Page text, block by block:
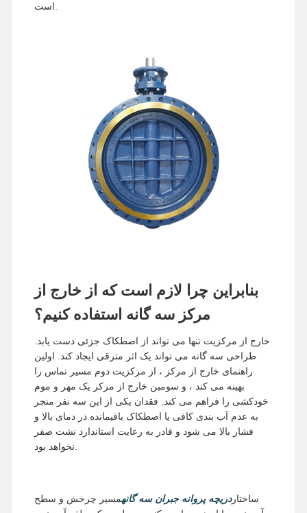
است.
بنابراین چرا لازم است که از خارج از
مرکز سه گانه استفاده کنیم؟
خارج از مرکزیت تنها می تواند از اصطکاک جزئی دست یابد.
طراحی سه گانه می تواند یک اثر مترقی ایجاد کند. اولین
راهنمای خارج از مرکز ، از مرکزیت دوم مسیر تماس را
بهینه می کند ، و سومین خارج از مرکز یک مهر و موم
خودکشی را فراهم می کند. فقدان یکی از این سه نفر منجر
به عدم آب بندی کافی یا اصطکاک باقیمانده در دمای بالا و
فشار بالا می شود و قادر به رعایت استاندارد نشت صفر
ساختاردریچه پروانه جبران سه گانهمسیر چرخش و سطح